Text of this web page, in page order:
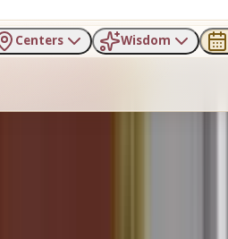
Centers Wisdom